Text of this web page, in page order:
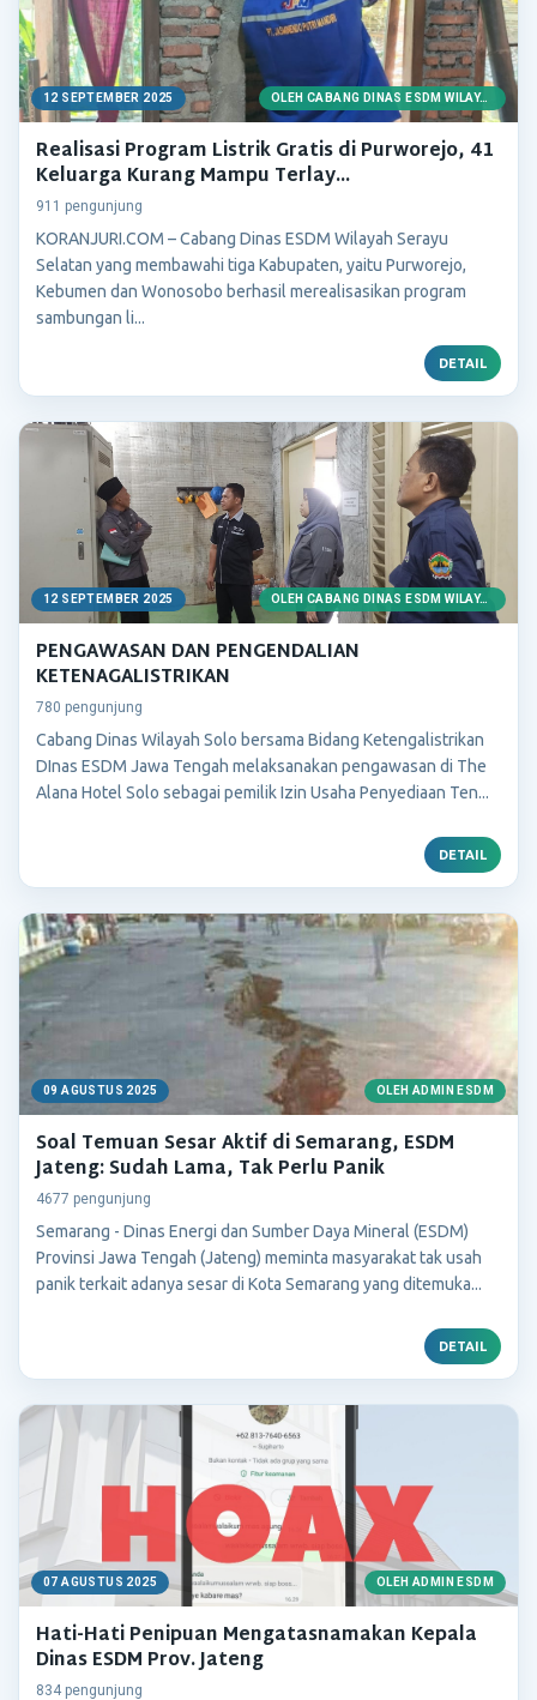
12 SEPTEMBER 2025 OLEH CABANG DINAS ESDM WILAYAH SERAYU SELATAN
Realisasi Program Listrik Gratis di Purworejo, 41
Keluarga Kurang Mampu Terlay...
911 pengunjung
KORANJURI.COM – Cabang Dinas ESDM Wilayah Serayu
Selatan yang membawahi tiga Kabupaten, yaitu Purworejo,
Kebumen dan Wonosobo berhasil merealisasikan program
sambungan li...
DETAIL
12 SEPTEMBER 2025 OLEH CABANG DINAS ESDM WILAYAH SOLO
PENGAWASAN DAN PENGENDALIAN
KETENAGALISTRIKAN
780 pengunjung
Cabang Dinas Wilayah Solo bersama Bidang Ketengalistrikan
DInas ESDM Jawa Tengah melaksanakan pengawasan di The
Alana Hotel Solo sebagai pemilik Izin Usaha Penyediaan Ten...
DETAIL
09 AGUSTUS 2025 OLEH ADMIN ESDM
Soal Temuan Sesar Aktif di Semarang, ESDM
Jateng: Sudah Lama, Tak Perlu Panik
4677 pengunjung
Semarang - Dinas Energi dan Sumber Daya Mineral (ESDM)
Provinsi Jawa Tengah (Jateng) meminta masyarakat tak usah
panik terkait adanya sesar di Kota Semarang yang ditemuka...
DETAIL
07 AGUSTUS 2025 OLEH ADMIN ESDM
Hati-Hati Penipuan Mengatasnamakan Kepala
Dinas ESDM Prov. Jateng
834 pengunjung